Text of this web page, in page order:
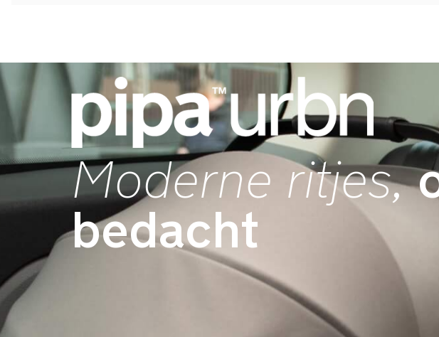
Moderne ritjes,
bedacht